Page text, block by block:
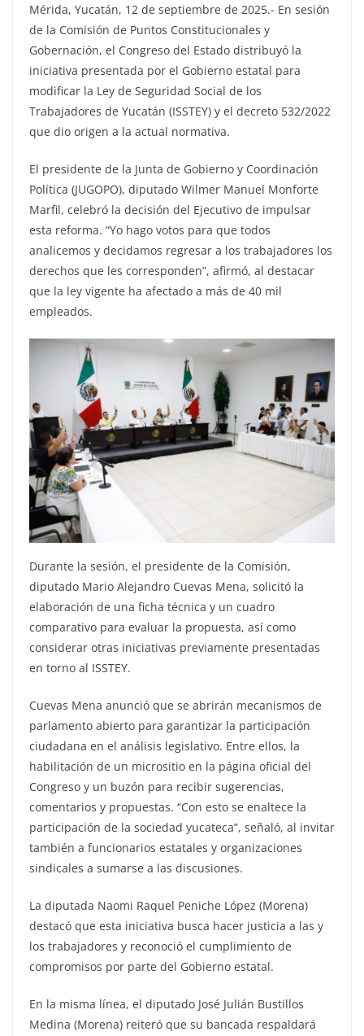
Mérida, Yucatán, 12 de septiembre de 2025.- En sesión
de la Comisión de Puntos Constitucionales y
Gobernación, el Congreso del Estado distribuyó la
iniciativa presentada por el Gobierno estatal para
modificar la Ley de Seguridad Social de los
Trabajadores de Yucatán (ISSTEY) y el decreto 532/2022
que dio origen a la actual normativa.
El presidente de la Junta de Gobierno y Coordinación
Política (JUGOPO), diputado Wilmer Manuel Monforte
Marfil, celebró la decisión del Ejecutivo de impulsar
esta reforma. “Yo hago votos para que todos
analicemos y decidamos regresar a los trabajadores los
derechos que les corresponden”, afirmó, al destacar
que la ley vigente ha afectado a más de 40 mil
empleados.
Durante la sesión, el presidente de la Comisión,
diputado Mario Alejandro Cuevas Mena, solicitó la
elaboración de una ficha técnica y un cuadro
comparativo para evaluar la propuesta, así como
considerar otras iniciativas previamente presentadas
en torno al ISSTEY.
Cuevas Mena anunció que se abrirán mecanismos de
parlamento abierto para garantizar la participación
ciudadana en el análisis legislativo. Entre ellos, la
habilitación de un micrositio en la página oficial del
Congreso y un buzón para recibir sugerencias,
comentarios y propuestas. “Con esto se enaltece la
participación de la sociedad yucateca”, señaló, al invitar
también a funcionarios estatales y organizaciones
sindicales a sumarse a las discusiones.
La diputada Naomi Raquel Peniche López (Morena)
destacó que esta iniciativa busca hacer justicia a las y
los trabajadores y reconoció el cumplimiento de
compromisos por parte del Gobierno estatal.
En la misma línea, el diputado José Julián Bustillos
Medina (Morena) reiteró que su bancada respaldará